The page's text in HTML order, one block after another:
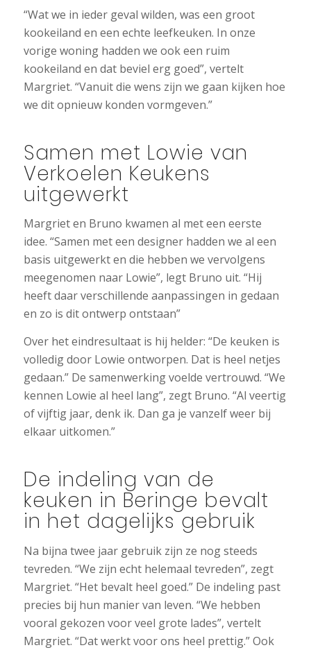
“Wat we in ieder geval wilden, was een groot
kookeiland en een echte leefkeuken. In onze
vorige woning hadden we ook een ruim
kookeiland en dat beviel erg goed”, vertelt
Margriet. “Vanuit die wens zijn we gaan kijken hoe
we dit opnieuw konden vormgeven.”
Samen met Lowie van
Verkoelen Keukens
uitgewerkt
Margriet en Bruno kwamen al met een eerste
idee. “Samen met een designer hadden we al een
basis uitgewerkt en die hebben we vervolgens
meegenomen naar Lowie”, legt Bruno uit. “Hij
heeft daar verschillende aanpassingen in gedaan
en zo is dit ontwerp ontstaan”
Over het eindresultaat is hij helder: “De keuken is
volledig door Lowie ontworpen. Dat is heel netjes
gedaan.” De samenwerking voelde vertrouwd. “We
kennen Lowie al heel lang”, zegt Bruno. “Al veertig
of vijftig jaar, denk ik. Dan ga je vanzelf weer bij
elkaar uitkomen.”
De indeling van de
keuken in Beringe bevalt
in het dagelijks gebruik
Na bijna twee jaar gebruik zijn ze nog steeds
tevreden. “We zijn echt helemaal tevreden”, zegt
Margriet. “Het bevalt heel goed.” De indeling past
precies bij hun manier van leven. “We hebben
vooral gekozen voor veel grote lades”, vertelt
Margriet. “Dat werkt voor ons heel prettig.” Ook